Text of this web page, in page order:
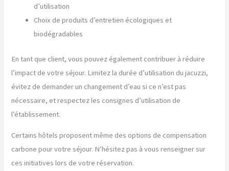
d’utilisation
Choix de produits d’entretien écologiques et
biodégradables
En tant que client, vous pouvez également contribuer à réduire
l’impact de votre séjour. Limitez la durée d’utilisation du jacuzzi,
évitez de demander un changement d’eau si ce n’est pas
nécessaire, et respectez les consignes d’utilisation de
l’établissement.
Certains hôtels proposent même des options de compensation
carbone pour votre séjour. N’hésitez pas à vous renseigner sur
ces initiatives lors de votre réservation.